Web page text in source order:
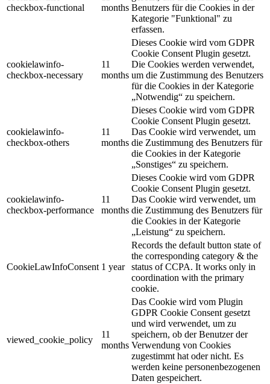
checkbox-functional
months Benutzers für die Cookies in der
Kategorie "Funktional" zu
erfassen.
cookielawinfo-
checkbox-necessary
11
months
Dieses Cookie wird vom GDPR
Cookie Consent Plugin gesetzt.
Die Cookies werden verwendet,
um die Zustimmung des Benutzers
für die Cookies in der Kategorie
„Notwendig“ zu speichern.
cookielawinfo-
checkbox-others
11
months
Dieses Cookie wird vom GDPR
Cookie Consent Plugin gesetzt.
Das Cookie wird verwendet, um
die Zustimmung des Benutzers für
die Cookies in der Kategorie
„Sonstiges“ zu speichern.
cookielawinfo-
checkbox-performance
11
months
Dieses Cookie wird vom GDPR
Cookie Consent Plugin gesetzt.
Das Cookie wird verwendet, um
die Zustimmung des Benutzers für
die Cookies in der Kategorie
„Leistung“ zu speichern.
CookieLawInfoConsent 1 year
Records the default button state of
the corresponding category & the
status of CCPA. It works only in
coordination with the primary
cookie.
viewed_cookie_policy
11
months
Das Cookie wird vom Plugin
GDPR Cookie Consent gesetzt
und wird verwendet, um zu
speichern, ob der Benutzer der
Verwendung von Cookies
zugestimmt hat oder nicht. Es
werden keine personenbezogenen
Daten gespeichert.